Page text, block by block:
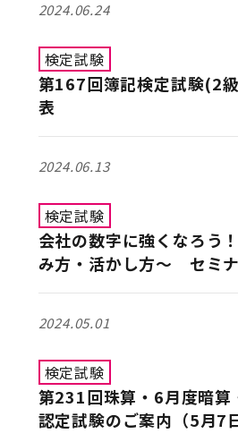
2024.06.24
検定試験
第167回簿記検定試験(2
表
2024.06.13
検定試験
会社の数字に強くなろう
み方・活かし方～ セミ
2024.05.01
検定試験
第231回珠算・6月度暗
認定試験のご案内（5月7